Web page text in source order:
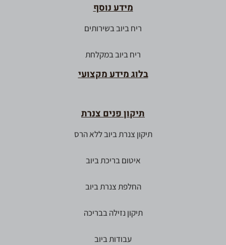
מידע נוסף
ריח ביוב בשירותים
ריח ביוב במקלחת
בלוג מידע מקצועי
תיקון פנים צנרת
תיקון צנרת ביוב ללא הרס
איטום בריכת ביוב
החלפת צנרת ביוב
תיקון נזילה בבריכה
עבודות ביוב